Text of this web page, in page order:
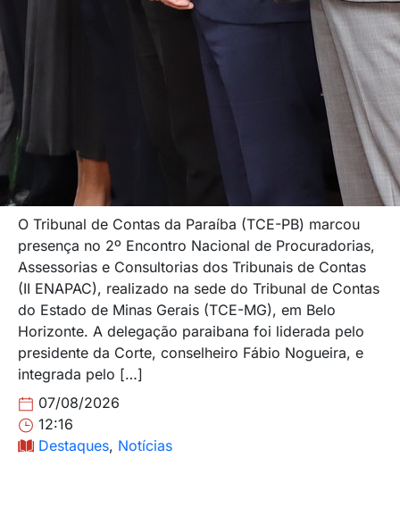
O Tribunal de Contas da Paraíba (TCE-PB) marcou
presença no 2º Encontro Nacional de Procuradorias,
Assessorias e Consultorias dos Tribunais de Contas
(II ENAPAC), realizado na sede do Tribunal de Contas
do Estado de Minas Gerais (TCE-MG), em Belo
Horizonte. A delegação paraibana foi liderada pelo
presidente da Corte, conselheiro Fábio Nogueira, e
integrada pelo […]
07/08/2026
12:16
Destaques, Notícias